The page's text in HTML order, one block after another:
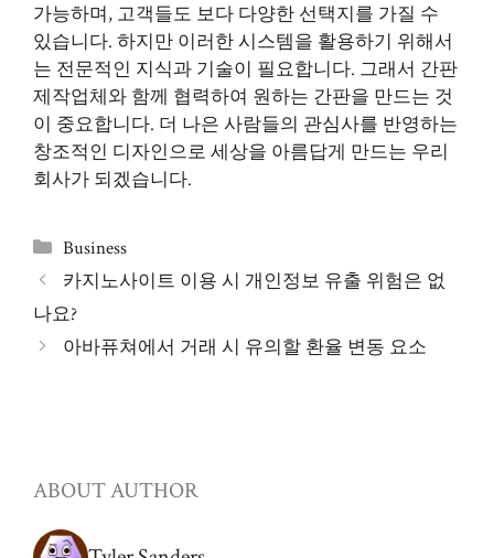
가능하며, 고객들도 보다 다양한 선택지를 가질 수
있습니다. 하지만 이러한 시스템을 활용하기 위해서
는 전문적인 지식과 기술이 필요합니다. 그래서 간판
제작업체와 함께 협력하여 원하는 간판을 만드는 것
이 중요합니다. 더 나은 사람들의 관심사를 반영하는
창조적인 디자인으로 세상을 아름답게 만드는 우리
회사가 되겠습니다.
Categories
Business
카지노사이트 이용 시 개인정보 유출 위험은 없
나요?
아바퓨쳐에서 거래 시 유의할 환율 변동 요소
ABOUT AUTHOR